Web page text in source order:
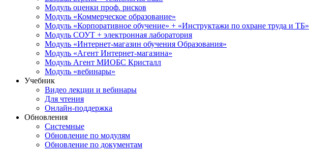
Модуль оценки проф. рисков
Модуль «Коммерческое образование»
Модуль «Корпоративное обучение» + «Инструктажи по охране труда и ТБ»
Модуль СОУТ + электронная лаборатория
Модуль «Интернет-магазин обучения Образования»
Модуль «Агент Интернет-магазина»
Модуль Агент МИОБС Кристалл
Модуль «вебинары»
Учебник
Видео лекции и вебинары
Для чтения
Онлайн-поддержка
Обновления
Системные
Обновление по модулям
Обновление по документам